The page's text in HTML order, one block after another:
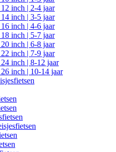
inch | 2-4 jaar
inch | 3-5 jaar
inch | 4-6 jaar
inch | 5-7 jaar
inch | 6-8 jaar
inch | 7-9 jaar
inch | 8-12 jaar
inch | 10-14 jaar